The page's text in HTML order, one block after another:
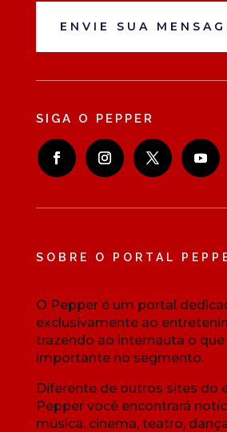
ENVIE SUA
SIGA O PEPPER
SOBRE O PORTAL
O Pepper é um portal
exclusivamente ao
trazendo ao internauta o que
importante no segmento.
Diferente de outros sites do
Pepper você encontrará
música, cinema, teatro,